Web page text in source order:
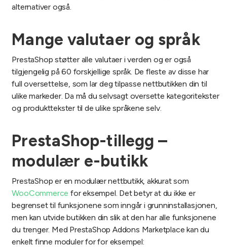
alternativer også.
Mange valutaer og språk
PrestaShop støtter alle valutaer i verden og er også
tilgjengelig på 60 forskjellige språk. De fleste av disse har
full oversettelse, som lar deg tilpasse nettbutikken din til
ulike markeder. Da må du selvsagt oversette kategoritekster
og produkttekster til de ulike språkene selv.
PrestaShop-tillegg –
modulær e-butikk
PrestaShop er en modulær nettbutikk, akkurat som
WooCommerce for eksempel. Det betyr at du ikke er
begrenset til funksjonene som inngår i grunninstallasjonen,
men kan utvide butikken din slik at den har alle funksjonene
du trenger. Med PrestaShop Addons Marketplace kan du
enkelt finne moduler for for eksempel: